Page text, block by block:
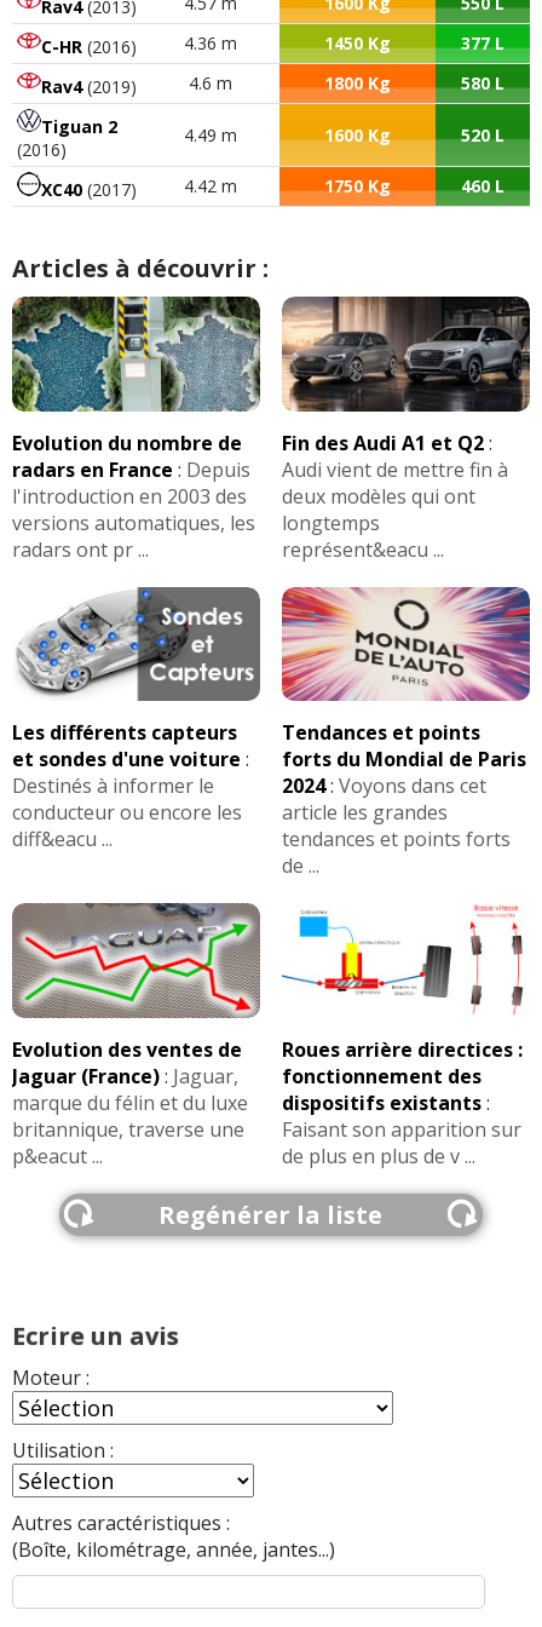
Rav4(2013)
C-HR (2016) 4.36 m 1450 Kg
377 L
Rav4(2019) 4.6 m 1800 Kg
580 L
Tiguan 2
(2016)
4.49 m 1600 Kg 520 L
XC40 (2017) 4.42 m 1750 Kg 460 L
Articles à découvrir :
Evolution du nombre de
radars en France : Depuis
l'introduction en 2003 des
versions automatiques, les
radars ont pr ...
Fin des Audi A1 et Q2:
Audi vient de mettre fin à
deux modèles qui ont
longtemps
représent&eacu ...
Les différents capteurs
et sondes d'une voiture :
Destinés à informer le
conducteur ou encore les
diff&eacu ...
Tendances et points
forts du Mondial de Paris
2024: Voyons dans cet
article les grandes
tendances et points forts
de ...
Evolution des ventes de
Jaguar (France): Jaguar,
marque du félin et du luxe
britannique, traverse une
p&eacut ...
Roues arrière directices :
fonctionnement des
dispositifs existants:
Faisant son apparition sur
de plus en plus de v ...
Regénérer la liste
Ecrire un avis
Moteur :
Utilisation :
Autres caractéristiques :
(Boîte, kilométrage, année, jantes...)